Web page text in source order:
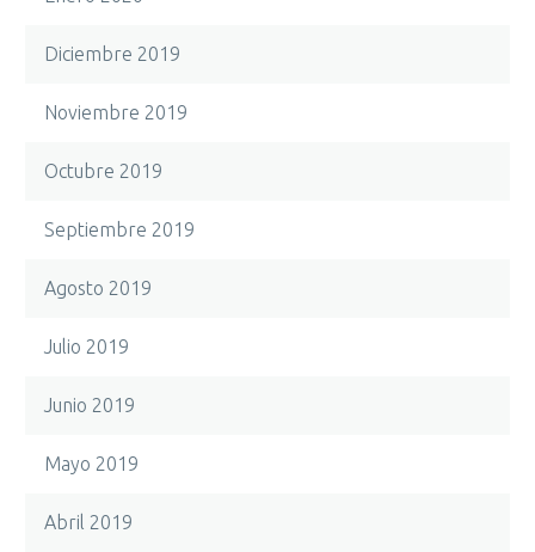
Diciembre 2019
Noviembre 2019
Octubre 2019
Septiembre 2019
Agosto 2019
Julio 2019
Junio 2019
Mayo 2019
Abril 2019